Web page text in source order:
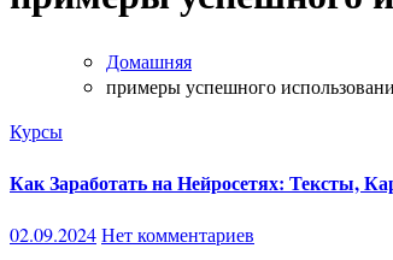
Домашняя
примеры успешного
Курсы
Как Заработать на Нейросетях: Тексты,
02.09.2024Нет комментариев